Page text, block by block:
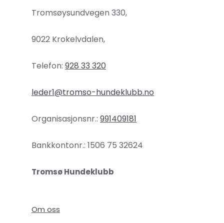
Tromsøysundvegen 330,
9022 Krokelvdalen,
Telefon: 928 33 320
leder1@tromso-hundeklubb.no
Organisasjonsnr.: 991409181
Bankkontonr.: 1506 75 32624
Tromsø Hundeklubb
Om oss